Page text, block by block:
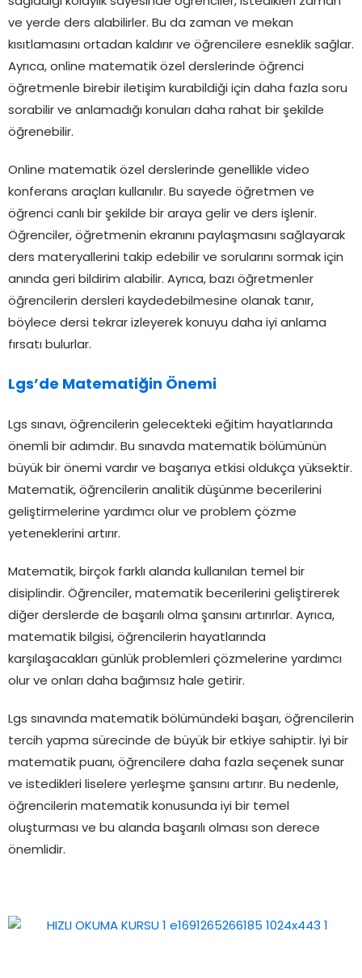
ve yerde ders alabilirler. Bu da zaman ve mekan
kısıtlamasını ortadan kaldırır ve öğrencilere esneklik sağlar.
Ayrıca, online matematik özel derslerinde öğrenci
öğretmenle birebir iletişim kurabildiği için daha fazla soru
sorabilir ve anlamadığı konuları daha rahat bir şekilde
öğrenebilir.
Online matematik özel derslerinde genellikle video
konferans araçları kullanılır. Bu sayede öğretmen ve
öğrenci canlı bir şekilde bir araya gelir ve ders işlenir.
Öğrenciler, öğretmenin ekranını paylaşmasını sağlayarak
ders materyallerini takip edebilir ve sorularını sormak için
anında geri bildirim alabilir. Ayrıca, bazı öğretmenler
öğrencilerin dersleri kaydedebilmesine olanak tanır,
böylece dersi tekrar izleyerek konuyu daha iyi anlama
fırsatı bulurlar.
Lgs’de Matematiğin Önemi
Lgs sınavı, öğrencilerin gelecekteki eğitim hayatlarında
önemli bir adımdır. Bu sınavda matematik bölümünün
büyük bir önemi vardır ve başarıya etkisi oldukça yüksektir.
Matematik, öğrencilerin analitik düşünme becerilerini
geliştirmelerine yardımcı olur ve problem çözme
yeteneklerini artırır.
Matematik, birçok farklı alanda kullanılan temel bir
disiplindir. Öğrenciler, matematik becerilerini geliştirerek
diğer derslerde de başarılı olma şansını artırırlar. Ayrıca,
matematik bilgisi, öğrencilerin hayatlarında
karşılaşacakları günlük problemleri çözmelerine yardımcı
olur ve onları daha bağımsız hale getirir.
Lgs sınavında matematik bölümündeki başarı, öğrencilerin
tercih yapma sürecinde de büyük bir etkiye sahiptir. İyi bir
matematik puanı, öğrencilere daha fazla seçenek sunar
ve istedikleri liselere yerleşme şansını artırır. Bu nedenle,
öğrencilerin matematik konusunda iyi bir temel
oluşturması ve bu alanda başarılı olması son derece
önemlidir.